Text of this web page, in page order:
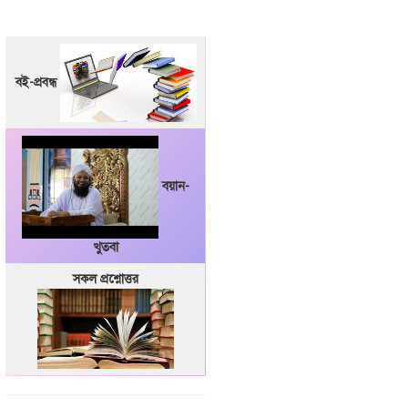
বই-প্রবন্ধ
বয়ান-
খুতবা
সকল প্রশ্নোত্তর